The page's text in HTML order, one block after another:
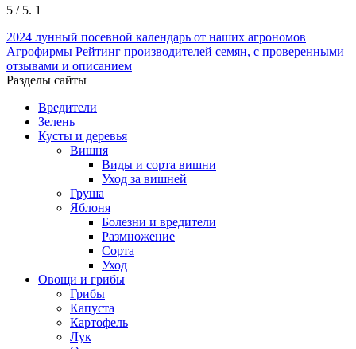
5 / 5. 1
2024 лунный посевной календарь от наших агрономов
Агрофирмы Рейтинг производителей семян, с проверенными
отзывами и описанием
Разделы сайты
Вредители
Зелень
Кусты и деревья
Вишня
Виды и сорта вишни
Уход за вишней
Груша
Яблоня
Болезни и вредители
Размножение
Сорта
Уход
Овощи и грибы
Грибы
Капуста
Картофель
Лук